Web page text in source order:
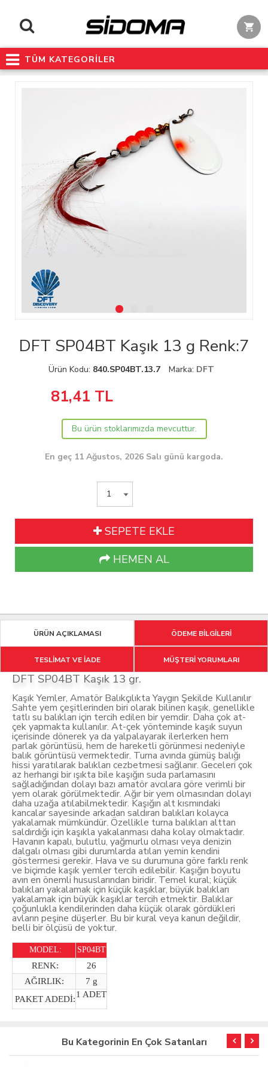
TÜM KATEGORİLER
DFT SP04BT Kaşık 13 g Renk:7
Ürün Kodu: 840.SP04BT.13.7 Marka: DFT
81,41 TL
Bu ürün stoklarımızda mevcuttur.
En geç 11 Ağustos, 2026 Salı günü kargoda.
SEPETE EKLE
HEMEN AL
ÜRÜN AÇIKLAMASI ÖDEME BİLGİLERİ
TESLİMAT VE İADE MÜŞTERİ YORUMLARI
DFT SP04BT Kaşık 13 gr.
Kaşık Yemler, Amatör Balıkçılıkta Yaygın Şekilde Kullanılır
Sahte yem çeşitlerinden biri olarak bilinen kaşık, genellikle
tatlı su balıkları için tercih edilen bir yemdir. Daha çok at-
çek yapmakta kullanılır. At-çek yönteminde kaşık suyun
içerisinde dönerek ya da yalpalayarak ilerlerken hem
parlak görüntüsü, hem de hareketli görünmesi nedeniyle
balık görüntüsü vermektedir. Turna avında gümüş balığı
hissi yaratılarak balıkları cezbetmesi sağlanır. Geceleri çok
az herhangi bir ışıkta bile kaşığın suda parlamasını
sağladığından dolayı bazı amatör avcılara göre verimli bir
yem olarak görülmektedir. Ağır bir yem olmasından dolayı
daha uzağa atılabilmektedir. Kaşığın alt kısmındaki
kancalar sayesinde arkadan saldıran balıkları kolayca
yakalamak mümkündür. Özellikle turna balıkları alttan
saldırdığı için kaşıkla yakalanması daha kolay olmaktadır.
Havanın kapalı, bulutlu, yağmurlu olması veya denizin
dalgalı olması gibi durumlarda atılan yemin kendini
göstermesi gerekir. Hava ve su durumuna göre farklı renk
ve biçimde kaşık yemler tercih edilebilir. Kaşığın boyutu
avın en önemli hususlarından biridir. Temel kural; küçük
balıkları yakalamak için küçük kaşıklar, büyük balıkları
yakalamak için büyük kaşıklar tercih etmektir. Balıklar
çoğunlukla kendilerinden daha küçük olarak gördükleri
avların peşine düşerler. Bu bir kural veya kanun değildir,
belli bir ölçüsü de yoktur.
MODEL: SP04BT
RENK:
26
AĞIRLIK:
7 g
PAKET ADEDİ:1 ADET
Bu Kategorinin En Çok Satanları